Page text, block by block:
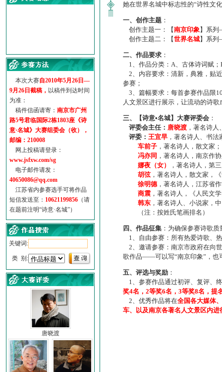
·【诗意·名城】地铁展示作...
诗意名城·地铁时间
地铁完美呈现【诗意·名城...
参赛作品多达5000多首
“诗意·名城”晒诗会
特别通知--致广大诗词爱好...
本次大赛自2010年5月26日—
9月26日截稿， 以稿件到达时间
为准：
稿件信函请寄： 南京市广州
路5号君临国际2栋1803座《诗
意·名城》大赛组委会（收），
邮编：210008
网上投稿请登录：
www.jsfxw.com/sg
电子邮件请发：
40650086@qq.com
江苏省内参赛选手可将作品
短信发送至： 10621199856 （请
在题前注明“诗意·名城”）
关键词:
类 别:
唐晓渡
她在世界名城中标志性的“诗性文
一、创作主题 ：
创作主题一：【南京印象】系
创作主题二：【世界名城】系
二、作品要求 ：
1、作品分类：A、古体诗词赋；
2、内容要求：清新，典雅，贴
参赛；
3、篇幅要求：每首参赛作品限
人文景区进行展示，让流动的诗
三、【诗意•名城】大赛评委会 ：
评委会主任： 唐晓渡 ，著名诗
评委： 王宜早 ，著名诗人、书
车前子 ，著名诗人，散文家；
冯亦同 ，著名诗人，南京作
娜夜（女）
，著名诗人，第
胡弦，著名诗人，散文家，
徐明德，著名诗人，江苏省
商震 ，著名诗人，《人民文
韩东 ，著名诗人、小说家，
（注：按姓氏笔画排名）
四、作品征集 ：为确保参赛诗歌
1、自由参赛：所有热爱诗歌、
2、邀请参赛：南京市政府在向
歌作品——可以写“南京印象”，也
五、评选与奖励 ：
1、参赛作品通过初评、复评、
奖4名，2等奖6名，3等奖8名，提
2、优秀作品将在全国各大媒体
车、以及南京各著名人文景区内进